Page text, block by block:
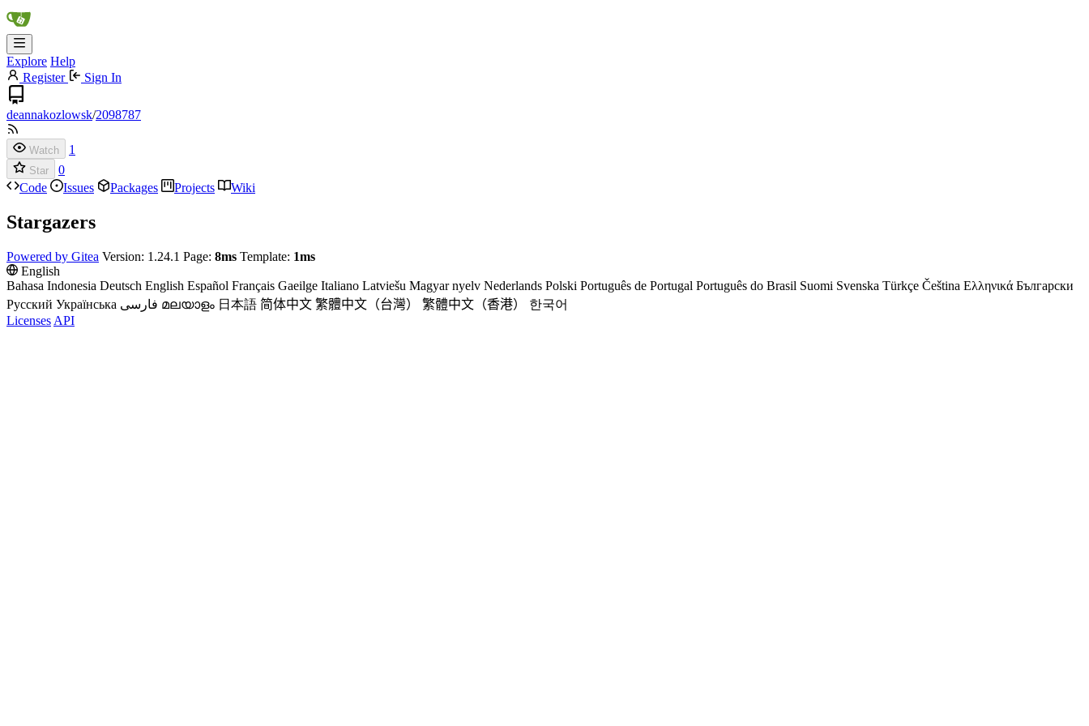
Explore Help
Register
Sign In
deannakozlowsk/2098787
Watch 1
Star
0
Code
Issues Packages Projects Wiki
Stargazers
Powered by Gitea Version: 1.24.1 Page: 8ms Template: 1ms
English
Bahasa Indonesia Deutsch English Español Français Gaeilge Italiano Latviešu Magyar nyelv Nederlands Polski Português de Portugal Português do Brasil Suomi Svenska Türkçe Čeština Ελληνικά Български
Русский Українська فارسی മലയാളം 日本語 简体中文 繁體中文（台灣） 繁體中文（香港）
한국어
Licenses API